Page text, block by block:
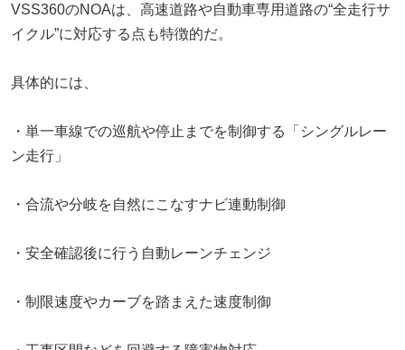
VSS360のNOAは、高速道路や自動車専用道路の“全走行サ
イクル”に対応する点も特徴的だ。
具体的には、
・単一車線での巡航や停止までを制御する「シングルレー
ン走行」
・合流や分岐を自然にこなすナビ連動制御
・安全確認後に行う自動レーンチェンジ
・制限速度やカーブを踏まえた速度制御